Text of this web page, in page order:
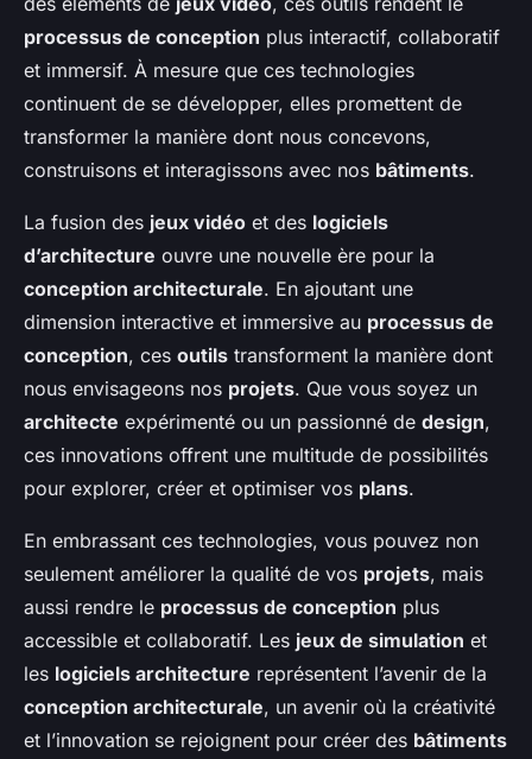
processus de conception plus interactif, collaboratif
et immersif. À mesure que ces technologies
continuent de se développer, elles promettent de
transformer la manière dont nous concevons,
construisons et interagissons avec nos bâtiments.
La fusion des jeux vidéo et des logiciels
d’architecture ouvre une nouvelle ère pour la
conception architecturale. En ajoutant une
dimension interactive et immersive au processus de
conception, ces outils transforment la manière dont
nous envisageons nos projets. Que vous soyez un
architecte expérimenté ou un passionné de design,
ces innovations offrent une multitude de possibilités
pour explorer, créer et optimiser vos plans.
En embrassant ces technologies, vous pouvez non
seulement améliorer la qualité de vos projets, mais
aussi rendre le processus de conception plus
accessible et collaboratif. Les jeux de simulation et
les logiciels architecture représentent l’avenir de la
conception architecturale, un avenir où la créativité
et l’innovation se rejoignent pour créer des bâtiments